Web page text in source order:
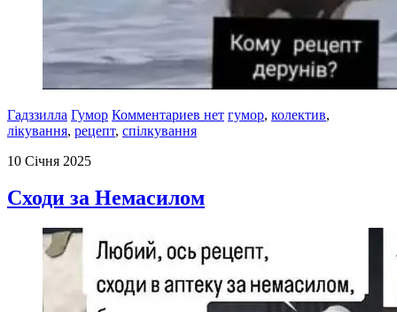
Гадззилла Гумор Комментариев нет гумор, колектив,
лікування, рецепт, спілкування
10 Січня 2025
Сходи за Немасилом